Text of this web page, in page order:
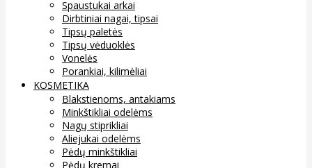
Spaustukai arkai
Dirbtiniai nagai, tipsai
Tipsų paletės
Tipsų vėduoklės
Vonelės
Porankiai, kilimėliai
KOSMETIKA
Blakstienoms, antakiams
Minkštikliai odelėms
Nagų stiprikliai
Aliejukai odelėms
Pėdų minkštikliai
Pėdų kremai